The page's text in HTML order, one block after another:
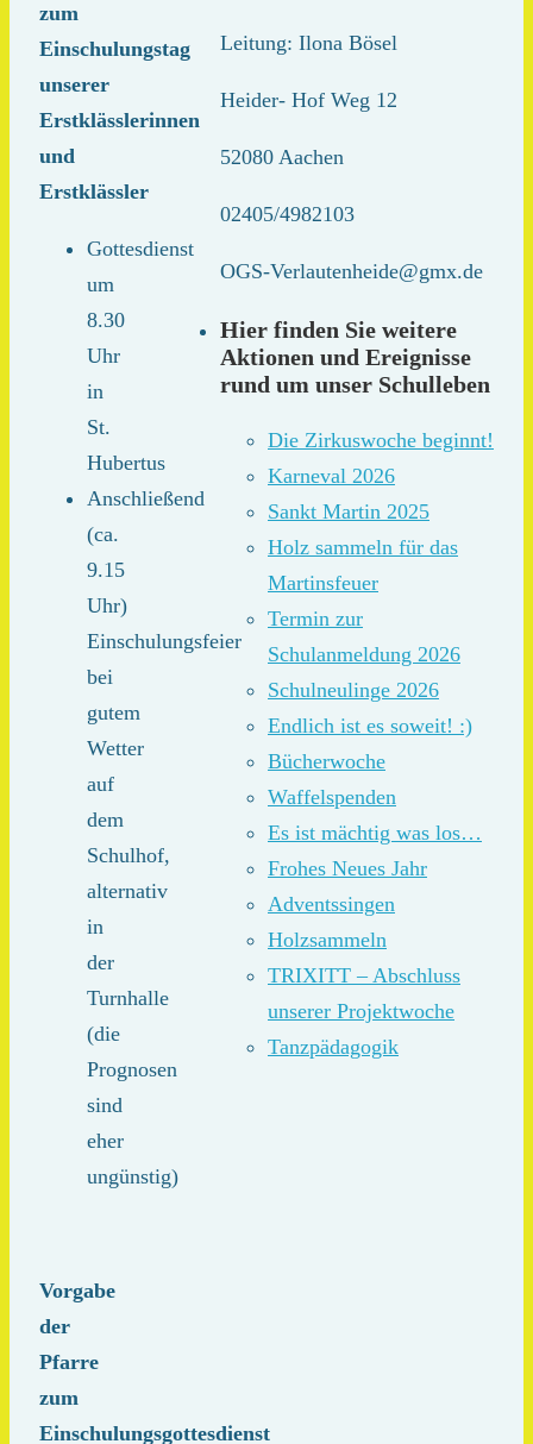
zum
Einschulungstag
unserer
Erstklässlerinnen
und
Erstklässler
Gottesdienst
um
8.30
Uhr
in
St.
Hubertus
Anschließend
(ca.
9.15
Uhr)
Einschulungsfeier
bei
gutem
Wetter
auf
dem
Schulhof,
alternativ
in
der
Turnhalle
(die
Prognosen
sind
eher
ungünstig)
Vorgabe
der
Pfarre
zum
Einschulungsgottesdienst
Leitung: Ilona Bösel
Heider- Hof Weg 12
52080 Aachen
02405/4982103
OGS-Verlautenheide@gmx.de
Hier finden Sie weitere
Aktionen und Ereignisse
rund um unser Schulleben
Die Zirkuswoche beginnt!
Karneval 2026
Sankt Martin 2025
Holz sammeln für das
Martinsfeuer
Termin zur
Schulanmeldung 2026
Schulneulinge 2026
Endlich ist es soweit! :)
Bücherwoche
Waffelspenden
Es ist mächtig was los…
Frohes Neues Jahr
Adventssingen
Holzsammeln
TRIXITT – Abschluss
unserer Projektwoche
Tanzpädagogik